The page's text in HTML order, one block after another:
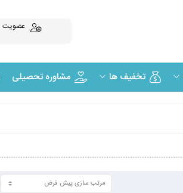
عضویت
تخفیف ها مشاوره تحصیلی